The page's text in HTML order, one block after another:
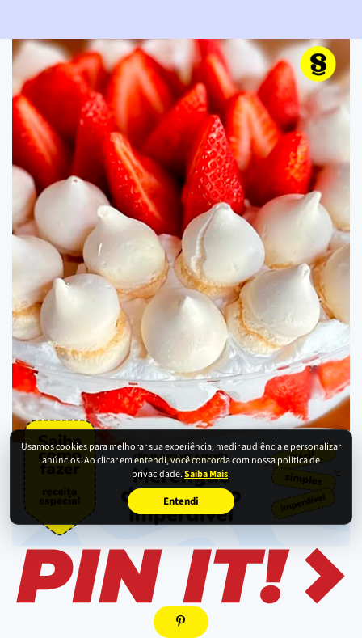
Usamos cookies para melhorar sua experiência, medir audiência e personalizar
anúncios. Ao clicar em entendi, você concorda com nossa política de
privacidade.Saiba Mais.
Entendi